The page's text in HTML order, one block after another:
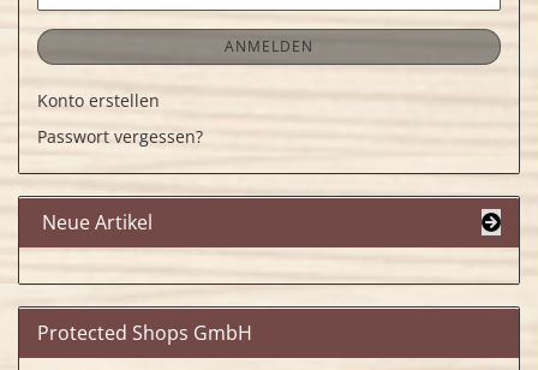
ANMELDEN
Konto erstellen
Passwort vergessen?
Neue Artikel
Protected Shops GmbH